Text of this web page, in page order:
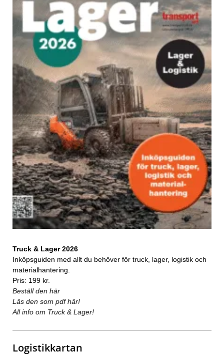
Truck & Lager 2026
Inköpsguiden med allt du behöver för truck, lager, logistik och
materialhantering.
Pris: 199 kr.
Beställ den här
Läs den som pdf här!
All info om Truck & Lager!
Logistikkartan